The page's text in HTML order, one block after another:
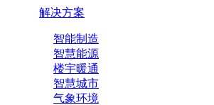
解决方案
智能制造
智慧能源
楼宇暖通
智慧城市
气象环境